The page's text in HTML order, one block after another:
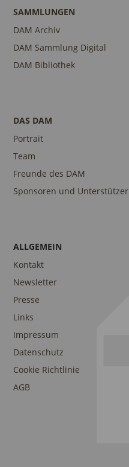
SAMMLUNGEN
DAM Archiv
DAM Sammlung Digital
DAM Bibliothek
DAS DAM
Portrait
Team
Freunde des DAM
Sponsoren und Unterstützer
ALLGEMEIN
Kontakt
Newsletter
Presse
Links
Impressum
Datenschutz
Cookie Richtlinie
AGB